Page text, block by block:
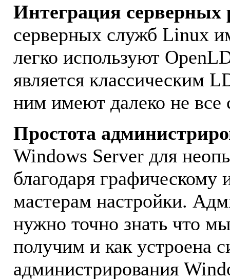
Интеграция
серверных служб Linux
легко используют
является классическим
ним имеют далеко не
Простота
Windows Server для
благодаря графическому
мастерам настройки.
нужно точно знать что
получим и как устроена
администрирования